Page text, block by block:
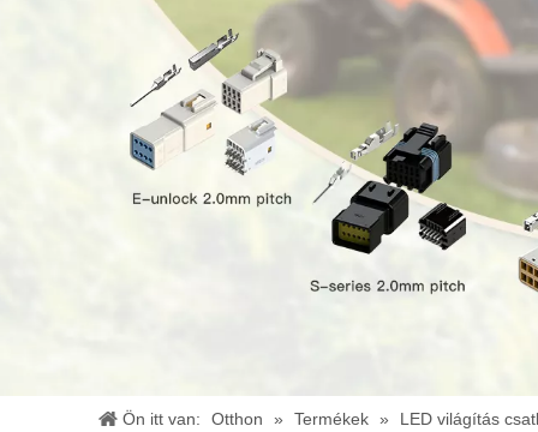
Ön itt van: Otthon » Termékek » LED világítás